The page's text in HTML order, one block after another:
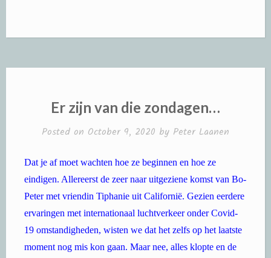
Er zijn van die zondagen…
Posted on October 9, 2020 by Peter Laanen
Dat je af moet wachten hoe ze beginnen en hoe ze
eindigen. Allereerst de zeer naar uitgeziene komst van Bo-
Peter met vriendin Tiphanie uit Californië. Gezien eerdere
ervaringen met internationaal luchtverkeer onder Covid-
19 omstandigheden, wisten we dat het zelfs op het laatste
moment nog mis kon gaan. Maar nee, alles klopte en de